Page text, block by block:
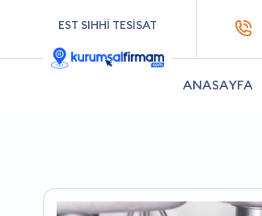
EST SIHHİ TESİSAT
ANASAYFA